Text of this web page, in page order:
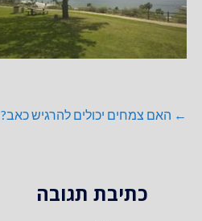
ניווט
← האם צמחים יכולים להרגיש כאב?
כתיבת תגובה